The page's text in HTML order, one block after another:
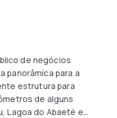
de negócios
panorâmica para a
estrutura para
de alguns
Lagoa do Abaeté e